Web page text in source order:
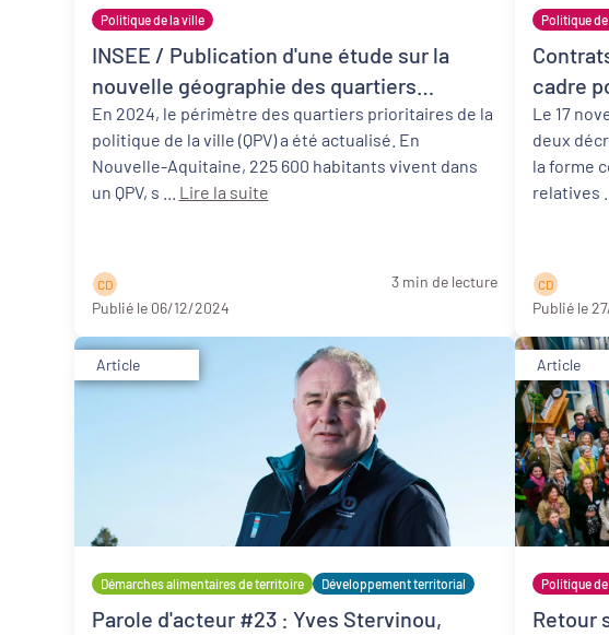
Politique de la ville
INSEE / Publication d'une étude sur la
nouvelle géographie des quartiers
prioritaires de la politique de la ville en
Nouvelle-Aquitaine
En 2024, le périmètre des quartiers prioritaires de la
politique de la ville (QPV) a été actualisé. En
Nouvelle-Aquitaine, 225 600 habitants vivent dans
Lire la suite
C D
3 min de lecture
Publié le 06/12/2024
Politique
cadre
et
Le 17
deux
la forme
C D
Publié le
Article
Démarches alimentaires de territoire Développement territorial
Parole d'acteur #23 : Yves Stervinou,
Article
Politique
Retour